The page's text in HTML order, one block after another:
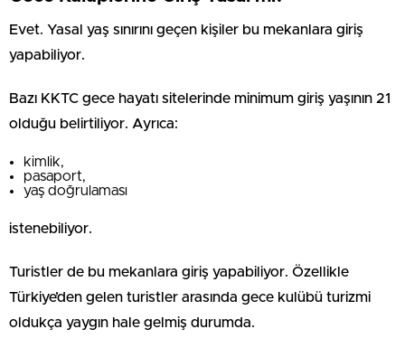
Evet. Yasal yaş sınırını geçen kişiler bu mekanlara giriş
yapabiliyor.
Bazı KKTC gece hayatı sitelerinde minimum giriş yaşının 21
olduğu belirtiliyor. Ayrıca:
kimlik,
pasaport,
yaş doğrulaması
istenebiliyor.
Turistler de bu mekanlara giriş yapabiliyor. Özellikle
Türkiye’den gelen turistler arasında gece kulübü turizmi
oldukça yaygın hale gelmiş durumda.